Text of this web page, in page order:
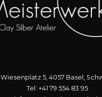
Wiesenplatz 5, 4057 Basel,
Tel: +41 79 554 83 95